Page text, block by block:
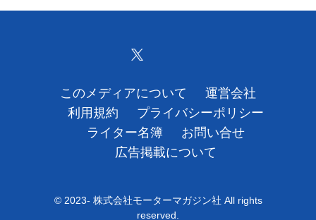
お問い合せ
広告掲載について
このメディアについて
運営会社
利用規約
プライバシーポリシー
ライター名簿
お問い合せ
広告掲載について
© 2023- 株式会社モーターマガジン社 All rights
reserved.